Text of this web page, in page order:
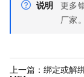
说明 更多
厂家。
上一篇： 绑定或解